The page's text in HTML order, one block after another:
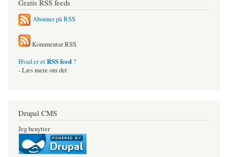
Gratis RSS feeds
Abonner på RSS
Kommentar RSS
Hvad er etRSS feed ?
- Læs mere om det
Drupal CMS
Jeg benytter